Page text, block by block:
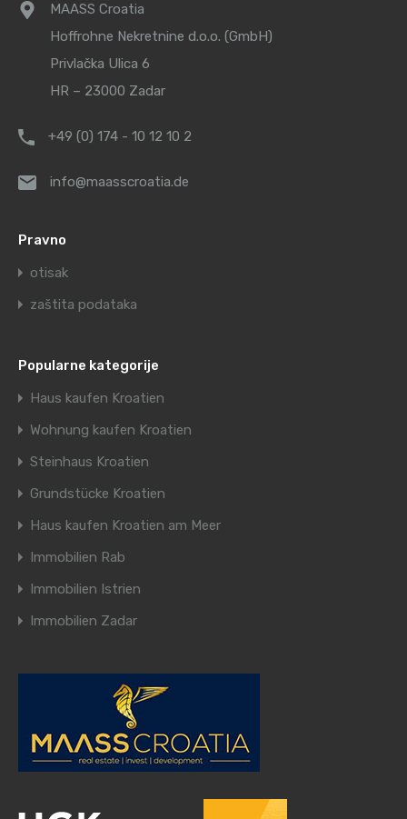
MAASS Croatia
Hoffrohne Nekretnine d.o.o. (GmbH)
Privlačka Ulica 6
HR – 23000 Zadar
+49 (0) 174 - 10 12 10 2
info@maasscroatia.de
Pravno
otisak
zaštita podataka
Popularne kategorije
Haus kaufen Kroatien
Wohnung kaufen Kroatien
Steinhaus Kroatien
Grundstücke Kroatien
Haus kaufen Kroatien am Meer
Immobilien Rab
Immobilien Istrien
Immobilien Zadar